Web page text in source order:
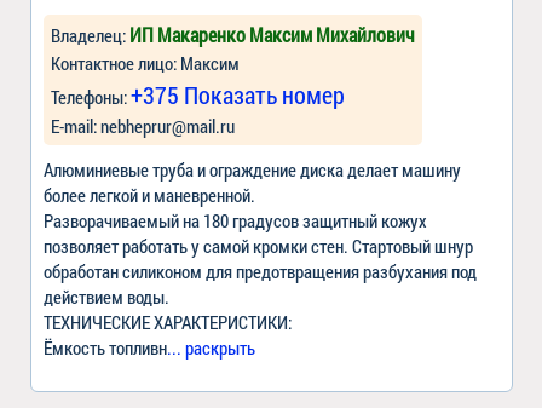
Владелец: ИП Макаренко Максим Михайлович
Контактное лицо: Максим
Телефоны:+375 Показать номер
Е-mail:nebheprur@mail.ru
Алюминиевые труба и ограждение диска делает машину
более легкой и маневренной.
Разворачиваемый на 180 градусов защитный кожух
позволяет работать у самой кромки стен. Стартовый шнур
обработан силиконом для предотвращения разбухания под
действием воды.
ТЕХНИЧЕСКИЕ ХАРАКТЕРИСТИКИ:
Ёмкость топливн... раскрыть